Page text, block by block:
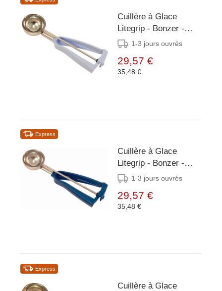
Cuillère à Glace
Litegrip - Bonzer -
Bleu Ciel Inox - Taille
1-3 jours ouvrés
29,57 €
35,48 €
Express
Cuillère à Glace
Litegrip - Bonzer -
Bleu Roi Inox - Taille
1-3 jours ouvrés
29,57 €
35,48 €
Express
Cuillère à Glace